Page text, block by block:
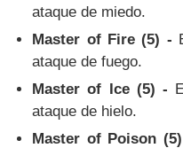
ataque de miedo.
Master of Fire (5) -
ataque de fuego.
Master of Ice (5) -
ataque de hielo.
Master of Poison